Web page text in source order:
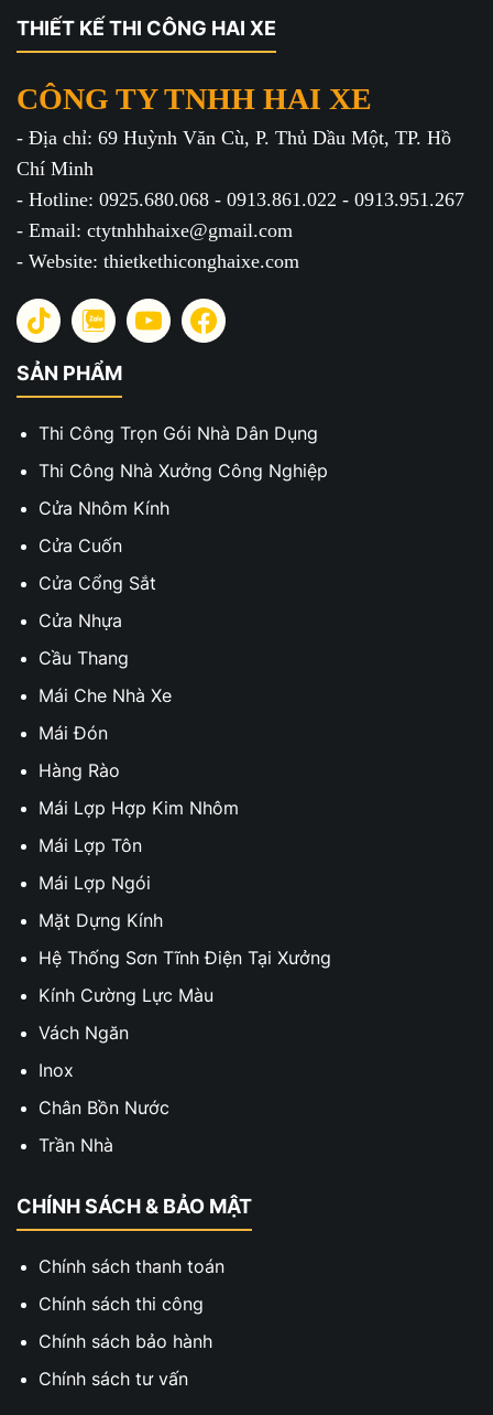
THIẾT KẾ THI CÔNG HAI XE
CÔNG TY TNHH HAI XE
- Địa chỉ: 69 Huỳnh Văn Cù, P. Thủ Dầu Một, TP. Hồ
Chí Minh
- Hotline: 0925.680.068 - 0913.861.022 - 0913.951.267
- Email: ctytnhhhaixe@gmail.com
- Website: thietkethiconghaixe.com
SẢN PHẨM
Thi Công Trọn Gói Nhà Dân Dụng
Thi Công Nhà Xưởng Công Nghiệp
Cửa Nhôm Kính
Cửa Cuốn
Cửa Cổng Sắt
Cửa Nhựa
Cầu Thang
Mái Che Nhà Xe
Mái Đón
Hàng Rào
Mái Lợp Hợp Kim Nhôm
Mái Lợp Tôn
Mái Lợp Ngói
Mặt Dựng Kính
Hệ Thống Sơn Tĩnh Điện Tại Xưởng
Kính Cường Lực Màu
Vách Ngăn
Inox
Chân Bồn Nước
Trần Nhà
CHÍNH SÁCH & BẢO MẬT
Chính sách thanh toán
Chính sách thi công
Chính sách bảo hành
Chính sách tư vấn